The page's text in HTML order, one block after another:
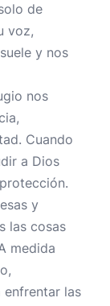
de
voz,
y nos
nos
Cuando
a Dios
y
las cosas
medida
enfrentar las